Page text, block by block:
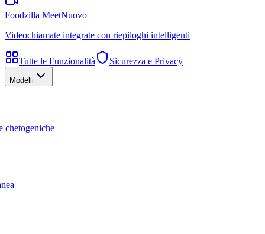
Foodzilla MeetNuovo
Videochiamate integrate con riepiloghi intelligenti
Tutte le Funzionalità Sicurezza e Privacy
Modelli
chetogeniche